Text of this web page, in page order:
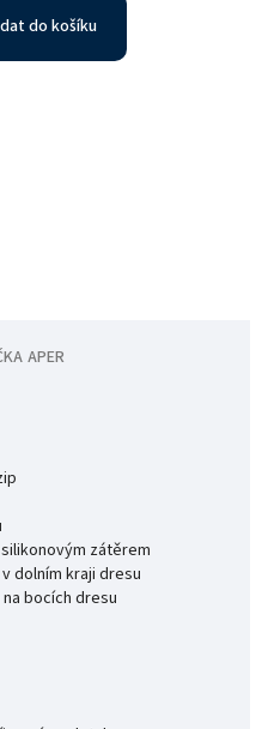
do košíku
APER
zátěrem
dolním kraji dresu
bocích dresu